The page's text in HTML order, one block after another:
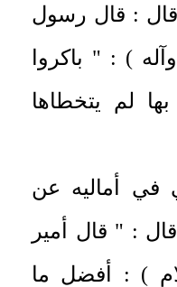
قال : قال رسول
) : " باكروا
لم يتخطاها
في أماليه عن
قال : " قال أمير
) : أفضل ما